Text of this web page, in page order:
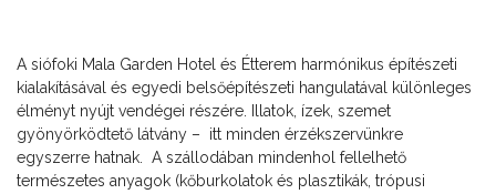
A siófoki Mala Garden Hotel és Étterem harmónikus építészeti
kialakításával és egyedi belsőépítészeti hangulatával különleges
élményt nyújt vendégei részére. Illatok, ízek, szemet
gyönyörködtető látvány – itt minden érzékszervünkre
egyszerre hatnak. A szállodában mindenhol fellelhető
természetes anyagok (kőburkolatok és plasztikák, trópusi